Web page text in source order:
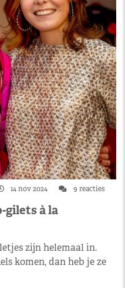
14 nov 2024 9 reacties
gilets à la
zijn helemaal in.
komen, dan heb je ze